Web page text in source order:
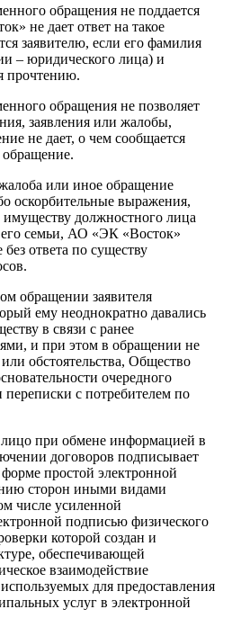
обращения не поддается
не дает ответ на такое
заявителю, если его фамилия
– юридического лица) и
прочтению.
обращения не позволяет
заявления или жалобы,
не дает, о чем сообщается
или иное обращение
оскорбительные выражения,
должностного лица
семьи, АО «ЭК «Восток»
без ответа по существу
обращении заявителя
ему неоднократно давались
в связи с ранее
и при этом в обращении не
обстоятельства, Общество
очередного
с потребителем по
при обмене информацией в
договоров подписывает
простой электронной
сторон иными видами
числе усиленной
подписью физического
которой создан и
обеспечивающей
взаимодействие
для предоставления
услуг в электронной